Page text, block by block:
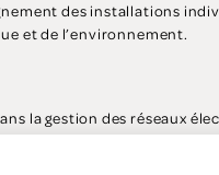
des installations
et de l’environnement.
la gestion des réseaux
à l’amélioration de la